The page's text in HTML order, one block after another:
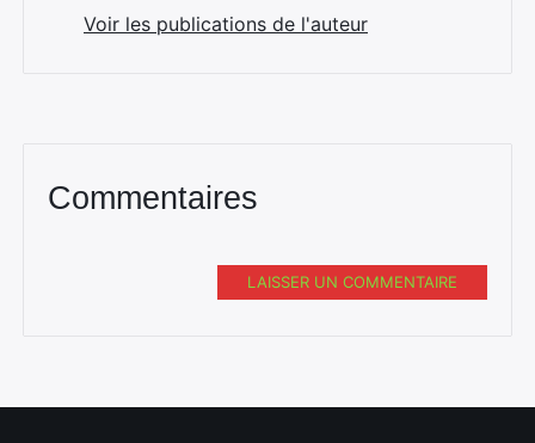
Voir les publications de l'auteur
Commentaires
LAISSER UN COMMENTAIRE